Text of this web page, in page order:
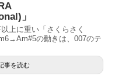
」
上に重い「さくらさく
の動きは、007のテ
事を読む